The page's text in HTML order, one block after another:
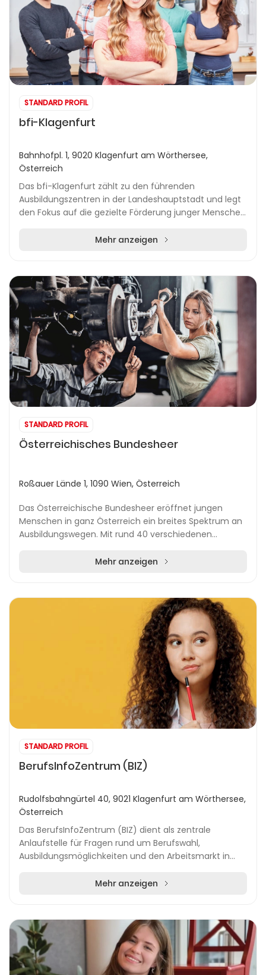
STANDARD PROFIL
bfi-Klagenfurt
Bahnhofpl. 1, 9020 Klagenfurt am Wörthersee,
Österreich
Das bfi-Klagenfurt zählt zu den führenden
Ausbildungszentren in der Landeshauptstadt und legt
den Fokus auf die gezielte Förderung junger Menschen
Mehr anzeigen
STANDARD PROFIL
Österreichisches Bundesheer
Roßauer Lände 1, 1090 Wien, Österreich
Das Österreichische Bundesheer eröffnet jungen
Menschen in ganz Österreich ein breites Spektrum an
Ausbildungswegen. Mit rund 40 verschiedenen
Mehr anzeigen
STANDARD PROFIL
BerufsInfoZentrum (BIZ)
Rudolfsbahngürtel 40, 9021 Klagenfurt am Wörthersee,
Österreich
Das BerufsInfoZentrum (BIZ) dient als zentrale
Anlaufstelle für Fragen rund um Berufswahl,
Ausbildungsmöglichkeiten und den Arbeitsmarkt in
Mehr anzeigen